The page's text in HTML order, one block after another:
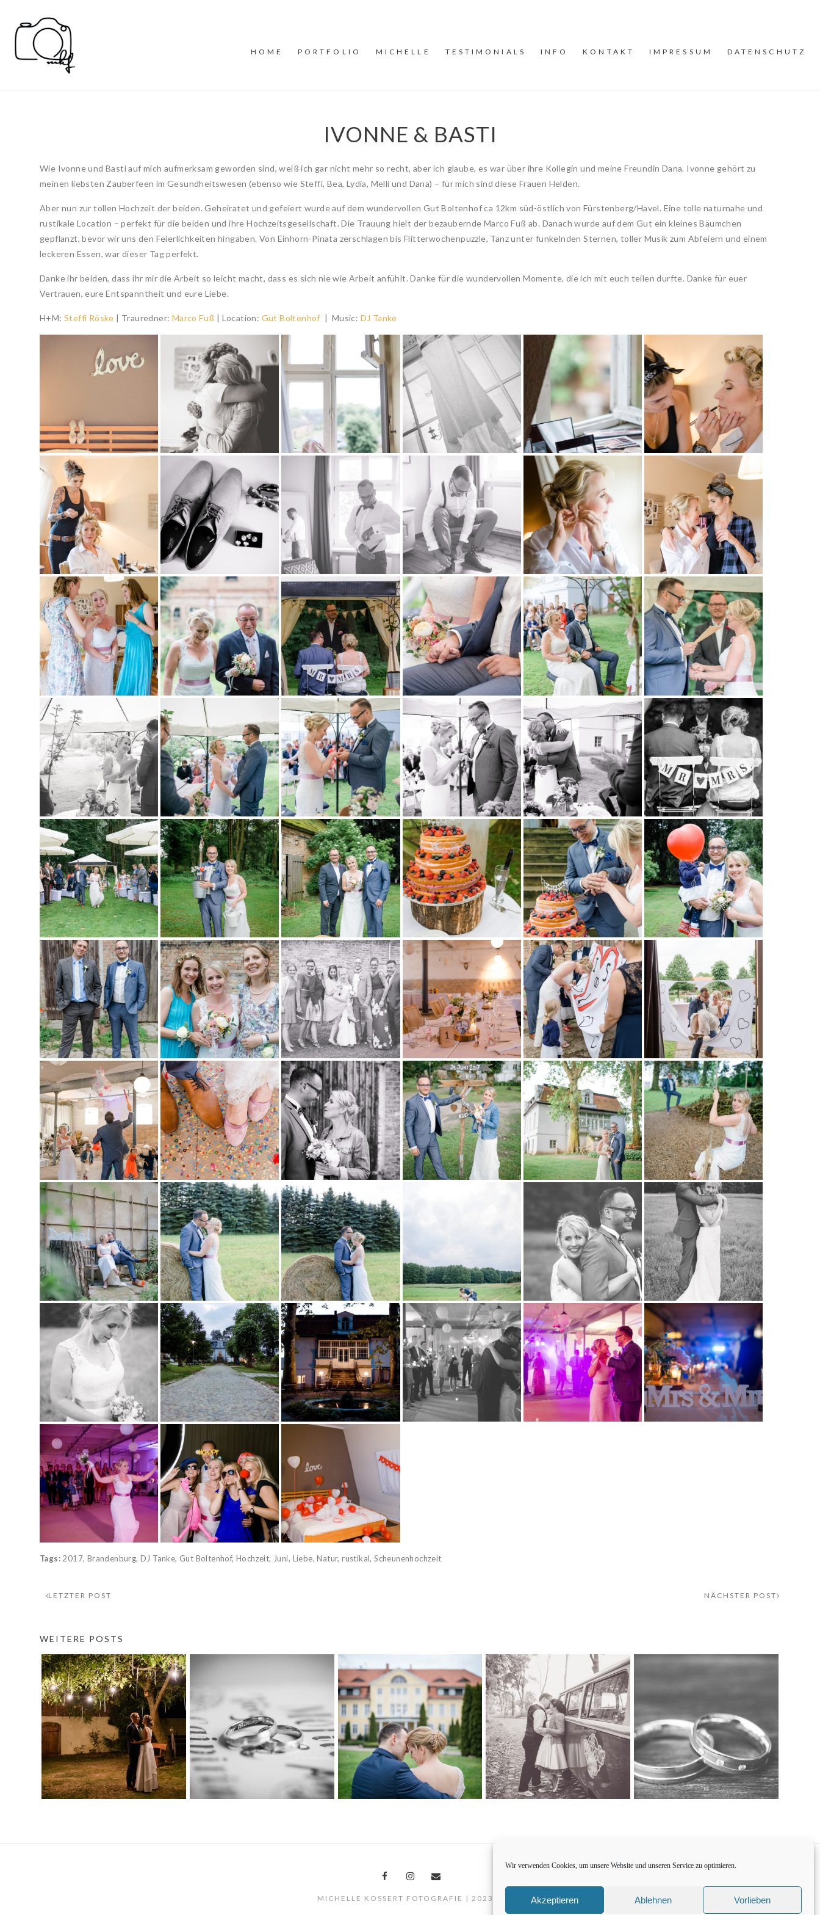
Wir verwenden Cookies, um unsere Website und unseren Service zu optimieren.
Akzeptieren Ablehnen Vorlieben
HOME PORTFOLIO MICHELLE TESTIMONIALS INFO KONTAKT IMPRESSUM DATENSCHUTZ
IVONNE & BASTI
Wie Ivonne und Basti auf mich aufmerksam geworden sind, weiß ich gar nicht mehr so recht, aber ich glaube, es war über ihre Kollegin und meine Freundin Dana. Ivonne gehört zu
meinen liebsten Zauberfeen im Gesundheitswesen (ebenso wie Steffi, Bea, Lydia, Melli und Dana) – für mich sind diese Frauen Helden.
Aber nun zur tollen Hochzeit der beiden. Geheiratet und gefeiert wurde auf dem wundervollen Gut Boltenhof ca 12km süd-östlich von Fürstenberg/Havel. Eine tolle naturnahe und
rustikale Location – perfekt für die beiden und ihre Hochzeitsgesellschaft. Die Trauung hielt der bezaubernde Marco Fuß ab. Danach wurde auf dem Gut ein kleines Bäumchen
gepflanzt, bevor wir uns den Feierlichkeiten hingaben. Von Einhorn-Pinata zerschlagen bis Flitterwochenpuzzle, Tanz unter funkelnden Sternen, toller Musik zum Abfeiern und einem
leckeren Essen, war dieser Tag perfekt.
Danke ihr beiden, dass ihr mir die Arbeit so leicht macht, dass es sich nie wie Arbeit anfühlt. Danke für die wundervollen Momente, die ich mit euch teilen durfte. Danke für euer
Vertrauen, eure Entspanntheit und eure Liebe.
H+M: Steffi Röske | Trauredner: Marco Fuß | Location: Gut Boltenhof | Music: DJ Tanke
Tags: 2017, Brandenburg,DJ Tanke, Gut Boltenhof,Hochzeit, Juni, Liebe,Natur,rustikal,Scheunenhochzeit
LETZTER POST NÄCHSTER POST
WEITERE POSTS
MICHELLE KOSSERT FOTOGRAFIE | 2023 ©